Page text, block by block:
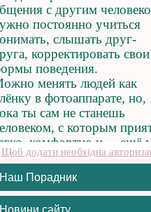
Щоб додати необхідна
Наш Порадник
Новини сайту